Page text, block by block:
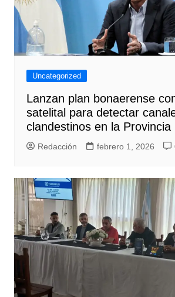
Uncategorized
Lanzan plan bonaerense
satelital para detectar
clandestinos en la Provincia
Redacción febrero 1, 2026